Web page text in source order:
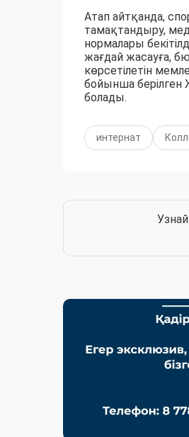
Атап айтқанда,
тамақтандыру,
нормалары
жағдай жасауға,
көрсетілетін
бойынша
болады.
интернат